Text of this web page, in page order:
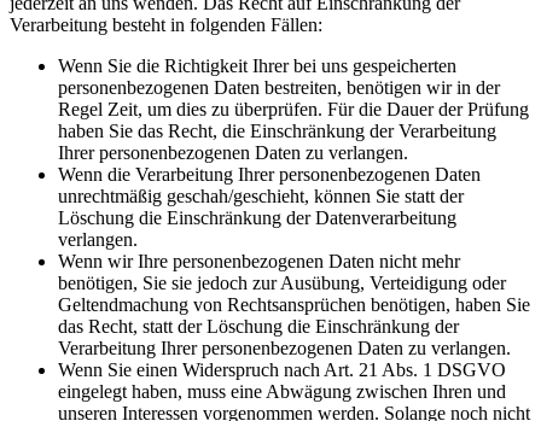
Verarbeitung besteht in folgenden Fällen:
Wenn Sie die Richtigkeit Ihrer bei uns gespeicherten
personenbezogenen Daten bestreiten, benötigen wir in der
Regel Zeit, um dies zu überprüfen. Für die Dauer der Prüfung
haben Sie das Recht, die Einschränkung der Verarbeitung
Ihrer personenbezogenen Daten zu verlangen.
Wenn die Verarbeitung Ihrer personenbezogenen Daten
unrechtmäßig geschah/geschieht, können Sie statt der
Löschung die Einschränkung der Datenverarbeitung
verlangen.
Wenn wir Ihre personenbezogenen Daten nicht mehr
benötigen, Sie sie jedoch zur Ausübung, Verteidigung oder
Geltendmachung von Rechtsansprüchen benötigen, haben Sie
das Recht, statt der Löschung die Einschränkung der
Verarbeitung Ihrer personenbezogenen Daten zu verlangen.
Wenn Sie einen Widerspruch nach Art. 21 Abs. 1 DSGVO
eingelegt haben, muss eine Abwägung zwischen Ihren und
unseren Interessen vorgenommen werden. Solange noch nicht